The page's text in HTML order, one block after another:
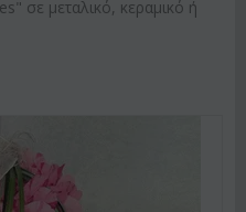
σε μεταλικό, κεραμικό ή